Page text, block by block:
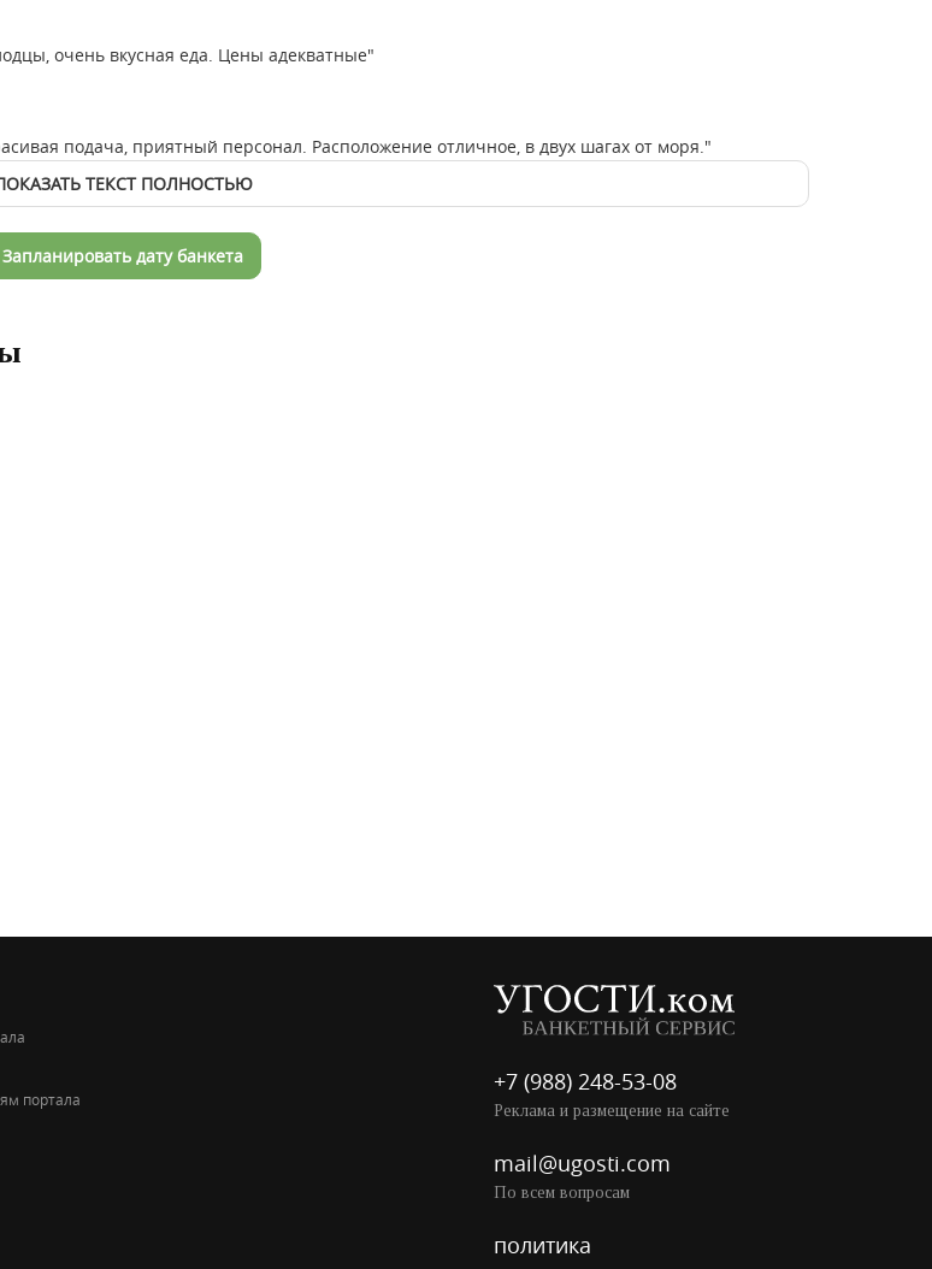
очень вкусная еда. Цены адекватные"
подача, приятный персонал. Расположение отличное, в двух шагах от моря."
ТЕКСТ ПОЛНОСТЬЮ
Запланировать дату банкета
портала
+7 (988) 248-53-08
Реклама и размещение на сайте
mail@ugosti.com
По всем вопросам
политика